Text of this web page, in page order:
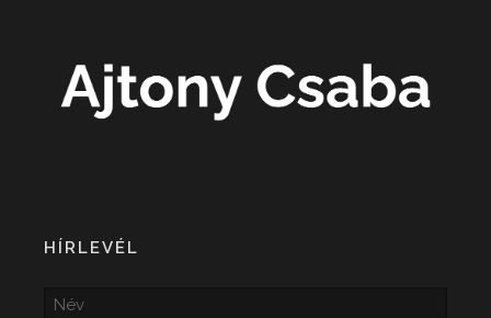
HÍRLEVÉL